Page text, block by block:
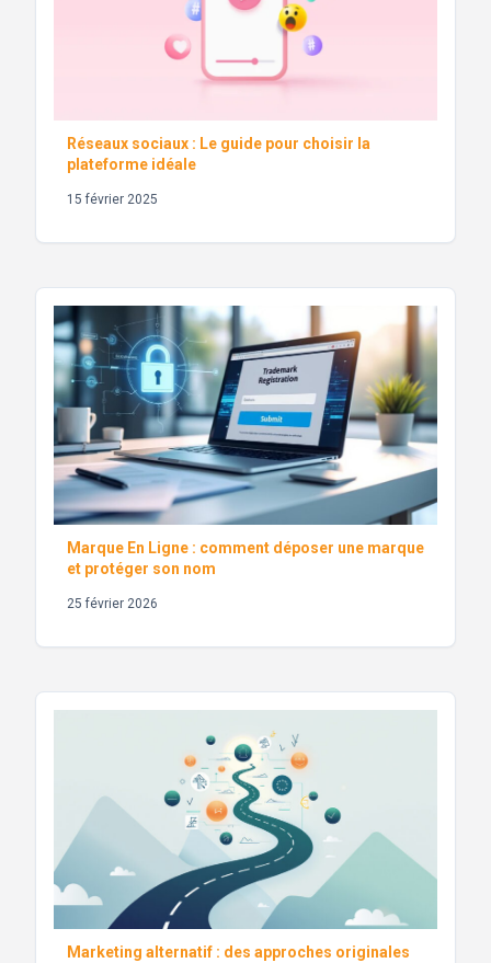
Réseaux sociaux : Le guide pour choisir la
plateforme idéale
15 février 2025
Marque En Ligne : comment déposer une marque
et protéger son nom
25 février 2026
Marketing alternatif : des approches originales